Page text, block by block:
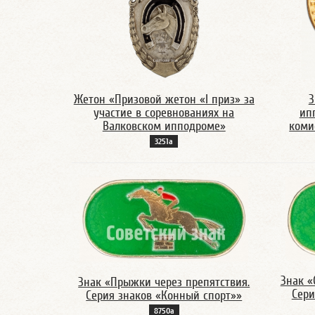
Жетон «Призовой жетон «I приз» за
участие в соревнованиях на
Валковском ипподроме»
3251а
Знак «Прыжки через препятствия.
Серия знаков «Конный спорт»»
8750а
Знак